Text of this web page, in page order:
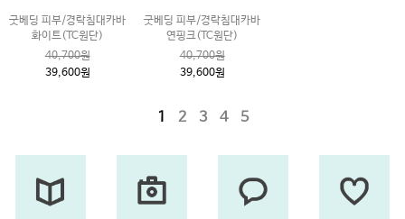
굿베딩 피부/경락침대카바
화이트(TC원단)
40,700원
39,600원
굿베딩 피부/경락침대카바
연핑크(TC원단)
40,700원
39,600원
1 2 3 4 5